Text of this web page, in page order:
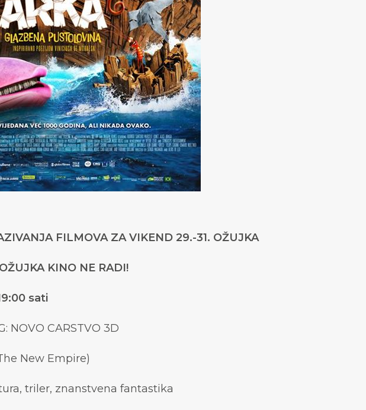
FILMOVA ZA VIKEND 29.-31. OŽUJKA
KINO NE RADI!
sati
NOVO CARSTVO 3D
New Empire)
triler, znanstvena fantastika